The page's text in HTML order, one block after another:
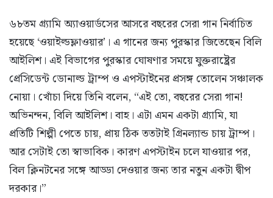
৬৮তম গ্র্যামি অ্যাওয়ার্ডসের আসরে বছরের সেরা গান নির্বাচিত
হয়েছে ‘ওয়াইল্ডফ্লাওয়ার’। এ গানের জন্য পুরস্কার জিতেছেন বিলি
আইলিশ। এই বিভাগের পুরস্কার ঘোষণার সময়ে যুক্তরাষ্ট্রের
প্রেসিডেন্ট ডোনাল্ড ট্রাম্প ও এপস্টাইনের প্রসঙ্গ তোলেন সঞ্চালক
নোয়া। খোঁচা দিয়ে তিনি বলেন, “এই তো, বছরের সেরা গান!
অভিনন্দন, বিলি আইলিশ। বাহ। এটা এমন একটা গ্র্যামি, যা
প্রতিটি শিল্পী পেতে চায়, প্রায় ঠিক ততটাই গ্রিনল্যান্ড চায় ট্রাম্প।
আর সেটাই তো স্বাভাবিক। কারণ এপস্টাইন চলে যাওয়ার পর,
বিল ক্লিনটনের সঙ্গে আড্ডা দেওয়ার জন্য তার নতুন একটা দ্বীপ
দরকার।”